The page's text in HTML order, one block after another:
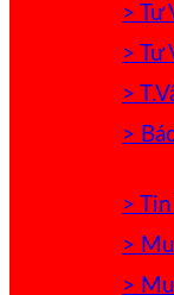
> Tư
> Tư
>
>
>
>
>